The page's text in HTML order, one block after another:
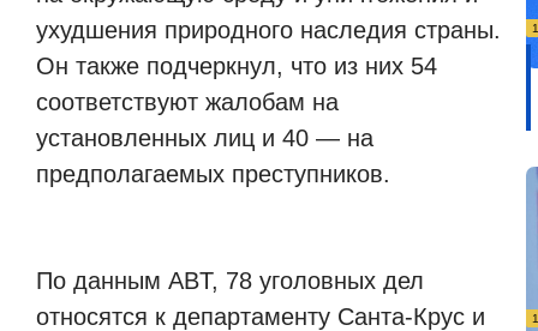
ухудшения природного наследия страны.
Он также подчеркнул, что из них 54
соответствуют жалобам на
установленных лиц и 40 — на
предполагаемых преступников.
По данным ABT, 78 уголовных дел
относятся к департаменту Санта-Крус и